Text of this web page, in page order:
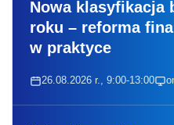
Nowa klasyfikacja
roku – reforma
w praktyce
26.08.2026 r., 9:00-13:00